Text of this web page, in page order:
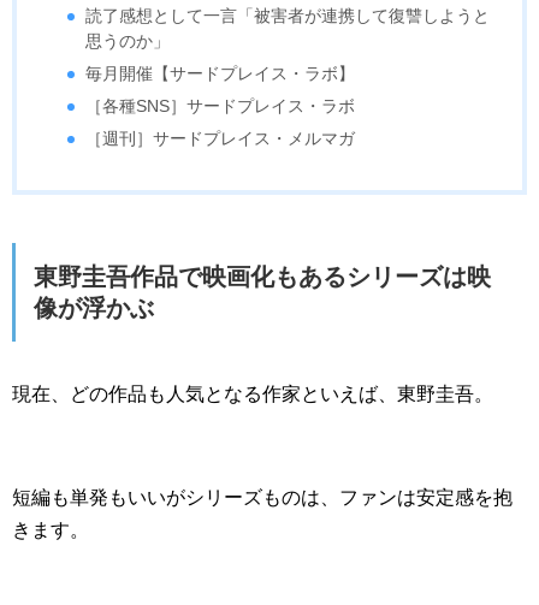
読了感想として一言「被害者が連携して復讐しようと
思うのか」
毎月開催【サードプレイス・ラボ】
［各種SNS］サードプレイス・ラボ
［週刊］サードプレイス・メルマガ
東野圭吾作品で映画化もあるシリーズは映
像が浮かぶ
現在、どの作品も人気となる作家といえば、東野圭吾。
短編も単発もいいがシリーズものは、ファンは安定感を抱
きます。